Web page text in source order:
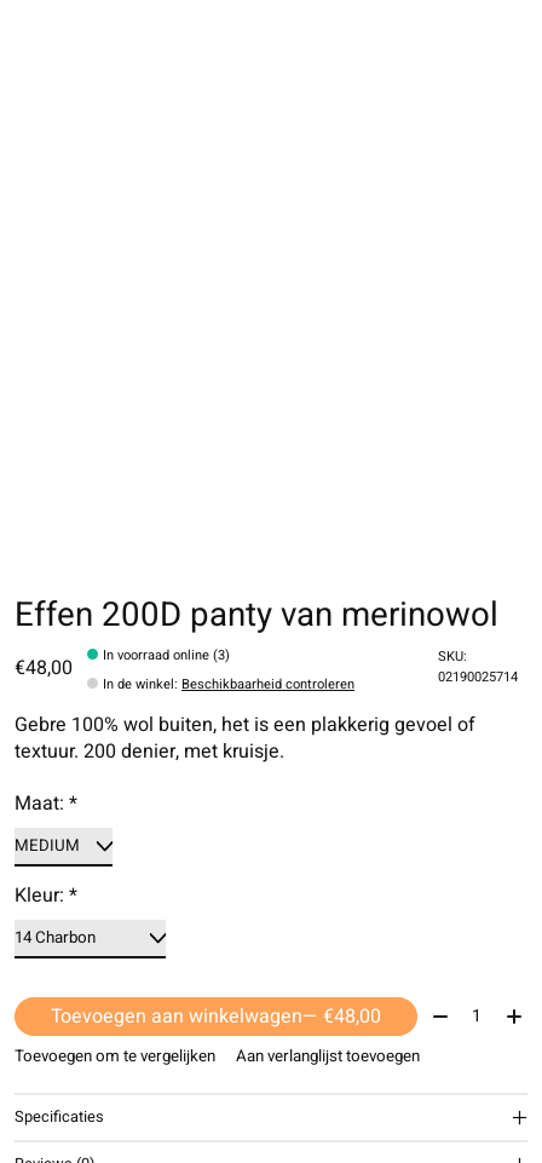
Effen 200D panty van merinowol
€48,00
In voorraad online (3)
In de winkel: Beschikbaarheid controleren
SKU:
02190025714
Gebre 100% wol buiten, het is een plakkerig gevoel of
textuur. 200 denier, met kruisje.
Maat: *
Kleur: *
Toevoegen aan winkelwagen — €48,00 Aantal:
Toevoegen om te vergelijken Aan verlanglijst toevoegen
Specificaties